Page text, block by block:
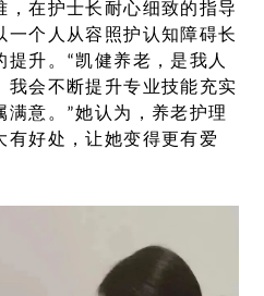
，在护士长耐心细致的指导
一个人从容照护认知障碍长
升。“凯健养老，是我人
我会不断提升专业技能充实
满意。”她认为，养老护理
有好处，让她变得更有爱